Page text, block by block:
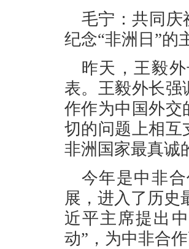
毛宁：共同庆
纪念“非洲日”的
昨天，王毅
表。王毅外长
作作为中国外交
切的问题上相互
非洲国家最真诚
今年是中非
展，进入了历史
近平主席提出
动”，为中非合